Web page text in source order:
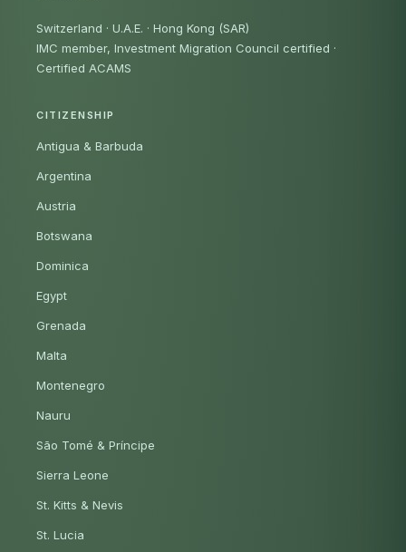
Switzerland · U.A.E. · Hong Kong (SAR)
IMC member, Investment Migration Council certified ·
Certified ACAMS
CITIZENSHIP
Antigua & Barbuda
Argentina
Austria
Botswana
Dominica
Egypt
Grenada
Malta
Montenegro
Nauru
São Tomé & Príncipe
Sierra Leone
St. Kitts & Nevis
St. Lucia